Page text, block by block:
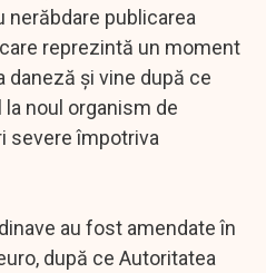
nerăbdare publicarea
reprezintă un moment
daneză şi vine după ce
noul organism de
severe împotriva
au fost amendate în
după ce Autoritatea